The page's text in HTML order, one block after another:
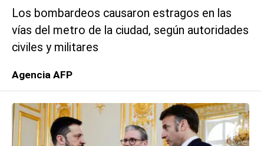
Los bombardeos causaron estragos en las
vías del metro de la ciudad, según autoridades
civiles y militares
Agencia AFP